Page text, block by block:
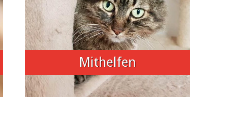
Mithelfen